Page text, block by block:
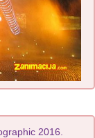
2016.